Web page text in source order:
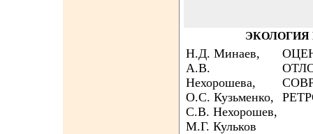
Н.Д. Минаев,
А.В.
Нехорошева,
О.С. Кузьменко,
С.В. Нехорошев,
М.Г. Кульков